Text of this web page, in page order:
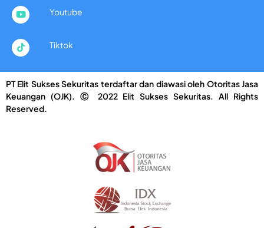
Youtube
Tiktok
PT Elit Sukses Sekuritas terdaftar dan diawasi oleh Otoritas Jasa
Keuangan (OJK). Ⓒ 2022 Elit Sukses Sekuritas. All Rights
Reserved.